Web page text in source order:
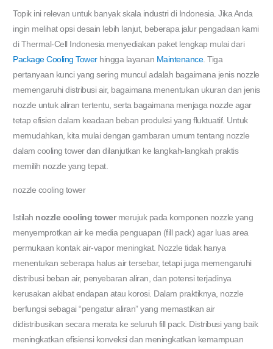
Topik ini relevan untuk banyak skala industri di Indonesia. Jika Anda
ingin melihat opsi desain lebih lanjut, beberapa jalur pengadaan kami
di Thermal-Cell Indonesia menyediakan paket lengkap mulai dari
Package Cooling Towerhingga layanan Maintenance. Tiga
pertanyaan kunci yang sering muncul adalah bagaimana jenis nozzle
memengaruhi distribusi air, bagaimana menentukan ukuran dan jenis
nozzle untuk aliran tertentu, serta bagaimana menjaga nozzle agar
tetap efisien dalam keadaan beban produksi yang fluktuatif. Untuk
memudahkan, kita mulai dengan gambaran umum tentang nozzle
dalam cooling tower dan dilanjutkan ke langkah-langkah praktis
memilih nozzle yang tepat.
nozzle cooling tower
Istilah nozzle cooling towermerujuk pada komponen nozzle yang
menyemprotkan air ke media penguapan (fill pack) agar luas area
permukaan kontak air-vapor meningkat. Nozzle tidak hanya
menentukan seberapa halus air tersebar, tetapi juga memengaruhi
distribusi beban air, penyebaran aliran, dan potensi terjadinya
kerusakan akibat endapan atau korosi. Dalam praktiknya, nozzle
berfungsi sebagai “pengatur aliran” yang memastikan air
didistribusikan secara merata ke seluruh fill pack. Distribusi yang baik
meningkatkan efisiensi konveksi dan meningkatkan kemampuan